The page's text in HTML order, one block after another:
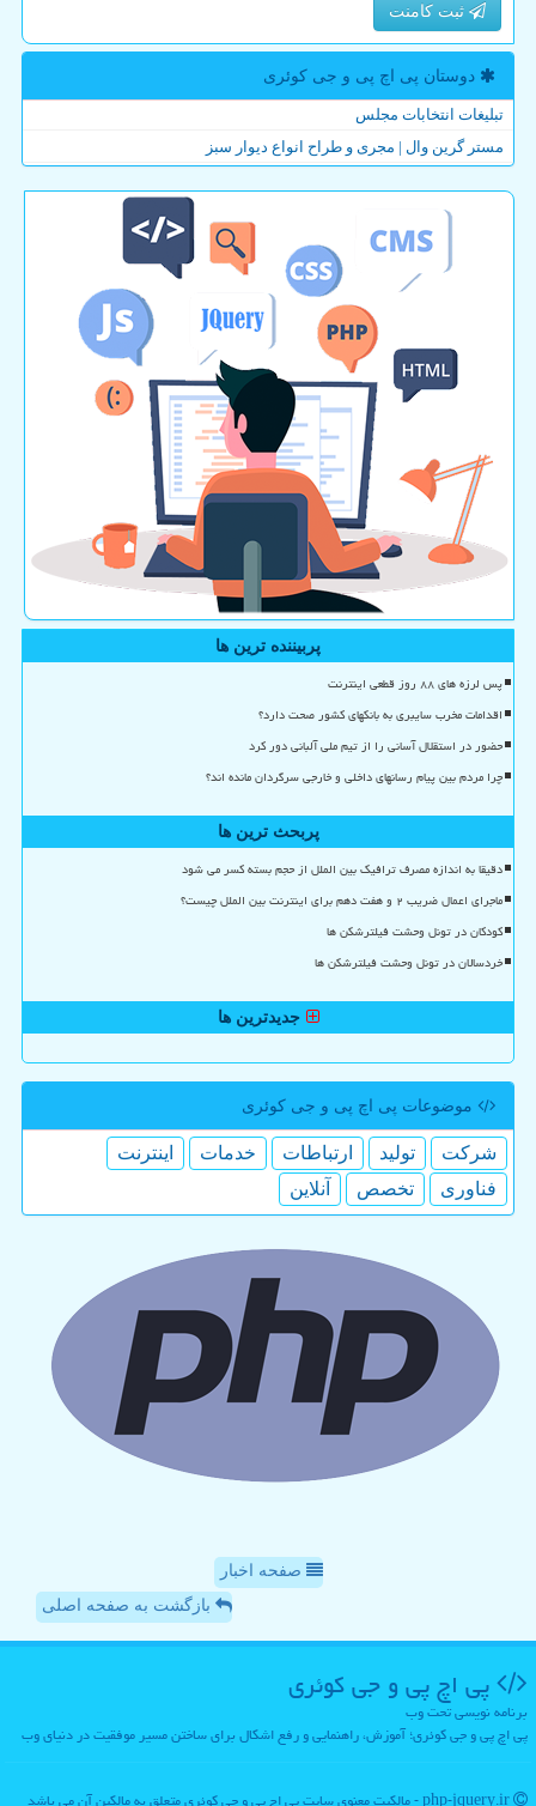
ثبت کامنت
دوستان پی اچ پی و جی كوئری
تبلیغات انتخابات مجلس
مستر گرین وال | مجری و طراح انواع دیوار سبز
پربیننده ترین ها
پس لرزه های ۸۸ روز قطعی اینترنت
اقدامات مخرب سایبری به بانکهای کشور صحت دارد؟
حضور در استقلال آسانی را از تیم ملی آلبانی دور کرد
چرا مردم بین پیام رسانهای داخلی و خارجی سرگردان مانده اند؟
پربحث ترین ها
دقیقا به اندازه مصرف ترافیک بین الملل از حجم بسته کسر می شود
ماجرای اعمال ضریب ۲ و هفت دهم برای اینترنت بین الملل چیست؟
کودکان در تونل وحشت فیلترشکن ها
خردسالان در تونل وحشت فیلترشکن ها
جدیدترین ها
موضوعات پی اچ پی و جی كوئری
شركت تولید ارتباطات خدمات
اینترنت
فناوری
تخصص آنلاین
صفحه اخبار
بازگشت به صفحه اصلی
پی اچ پی و جی كوئری
برنامه نویسی تحت وب
پی اچ پی و جی کوئری؛ آموزش، راهنمایی و رفع اشکال برای ساختن مسیر موفقیت در دنیای وب